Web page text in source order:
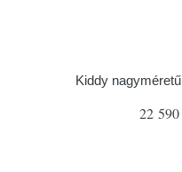
Kiddy
22